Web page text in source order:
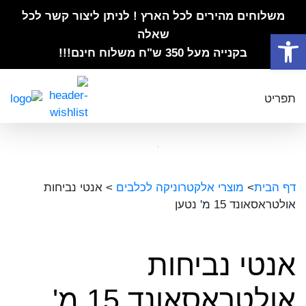
משלוחים מהירים לכל הארץ ! לניתן ליצור קשר לכל
שאלה
בקנייה מעל 350 ש"ח משלוח חינם!!!
תפריט
דף הבית> מוצרי אלקטרוניקה לכלבים > אנטי נביחות
אולטראסאונד 15 מ' נטען
אנטי נביחות
פתח סרגל נגישות